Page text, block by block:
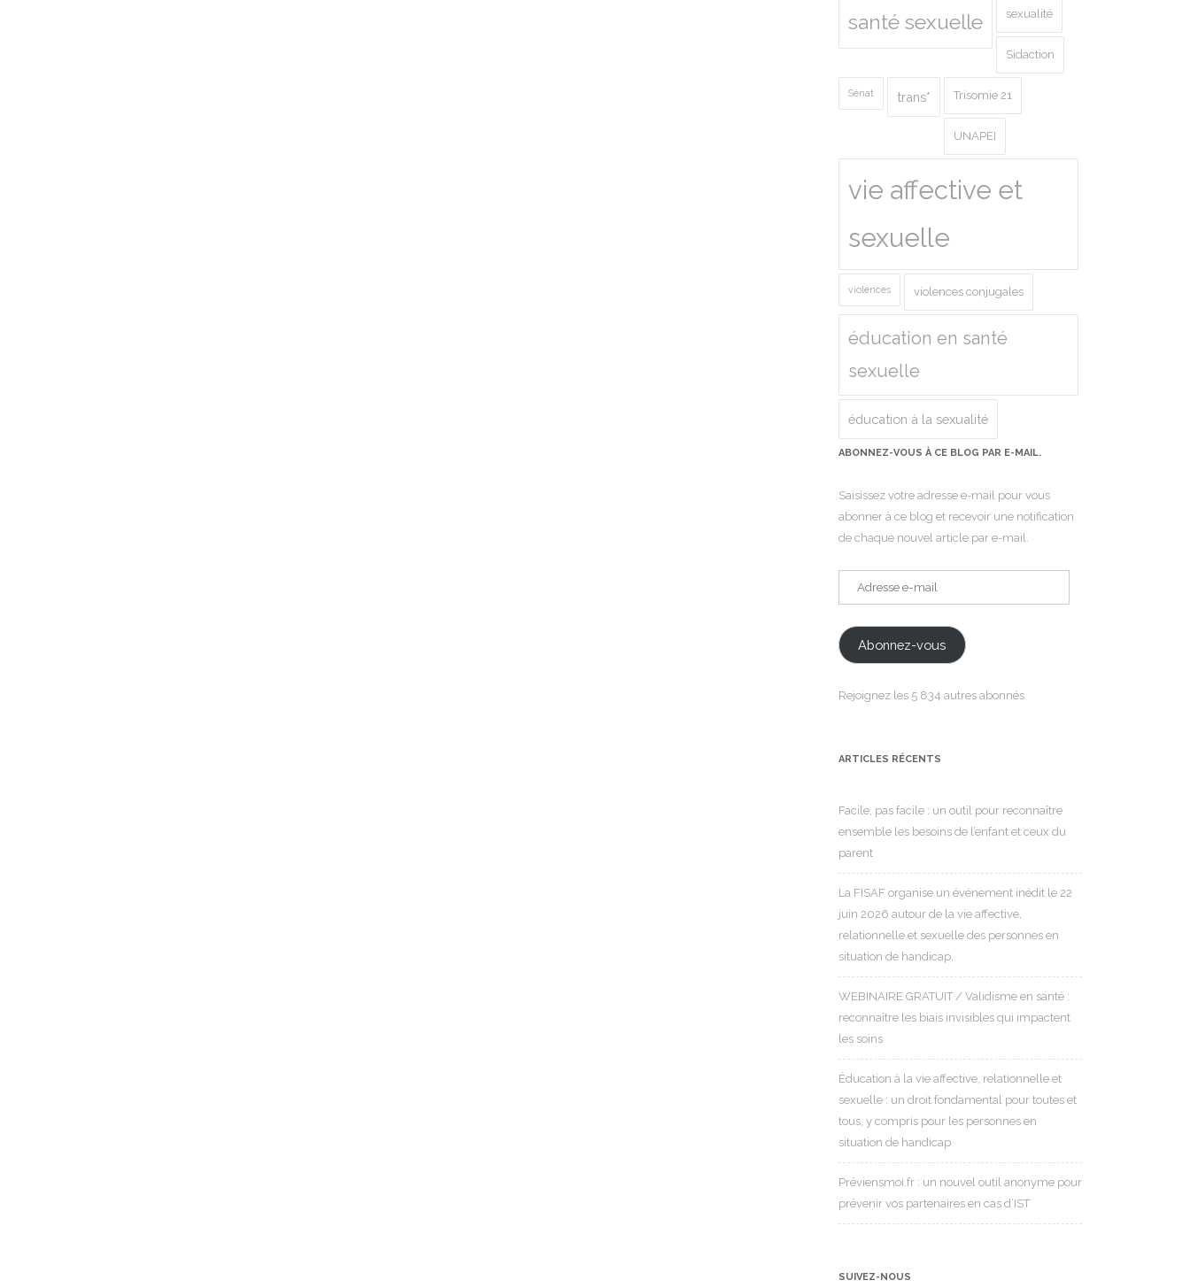
santé sexuelle sexualité
Sidaction
Sénat trans* Trisomie 21
UNAPEI
vie affective et
sexuelle
violences violences conjugales
éducation en santé
sexuelle
éducation à la sexualité
ABONNEZ-VOUS À CE BLOG PAR E-MAIL.
Saisissez votre adresse e-mail pour vous
abonner à ce blog et recevoir une notification
de chaque nouvel article par e-mail.
Adresse
e-
Abonnez-vous
Rejoignez les 5 834 autres abonnés
ARTICLES RÉCENTS
Facile, pas facile : un outil pour reconnaître
ensemble les besoins de l’enfant et ceux du
parent
La FISAF organise un événement inédit le 22
juin 2026 autour de la vie affective,
relationnelle et sexuelle des personnes en
situation de handicap.
WEBINAIRE GRATUIT / Validisme en santé :
reconnaître les biais invisibles qui impactent
les soins
Éducation à la vie affective, relationnelle et
sexuelle : un droit fondamental pour toutes et
tous, y compris pour les personnes en
situation de handicap
Préviensmoi.fr : un nouvel outil anonyme pour
prévenir vos partenaires en cas d’IST
SUIVEZ-NOUS